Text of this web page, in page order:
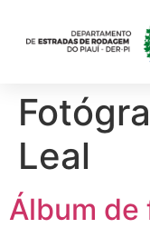
Leal
Álbum de